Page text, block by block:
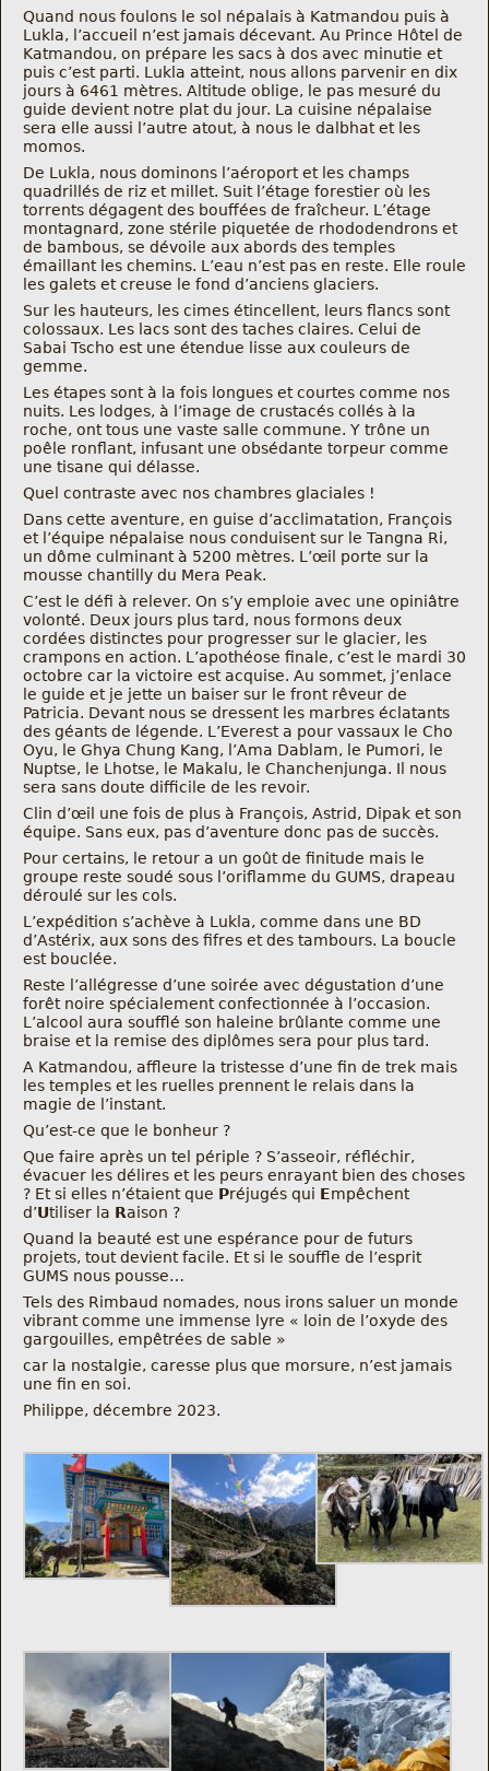
Quand nous foulons le sol népalais à Katmandou puis à
Lukla, l’accueil n’est jamais décevant. Au Prince Hôtel de
Katmandou, on prépare les sacs à dos avec minutie et
puis c’est parti. Lukla atteint, nous allons parvenir en dix
jours à 6461 mètres. Altitude oblige, le pas mesuré du
guide devient notre plat du jour. La cuisine népalaise
sera elle aussi l’autre atout, à nous le dalbhat et les
momos.
De Lukla, nous dominons l’aéroport et les champs
quadrillés de riz et millet. Suit l’étage forestier où les
torrents dégagent des bouffées de fraîcheur. L’étage
montagnard, zone stérile piquetée de rhododendrons et
de bambous, se dévoile aux abords des temples
émaillant les chemins. L’eau n’est pas en reste. Elle roule
les galets et creuse le fond d’anciens glaciers.
Sur les hauteurs, les cimes étincellent, leurs flancs sont
colossaux. Les lacs sont des taches claires. Celui de
Sabai Tscho est une étendue lisse aux couleurs de
gemme.
Les étapes sont à la fois longues et courtes comme nos
nuits. Les lodges, à l’image de crustacés collés à la
roche, ont tous une vaste salle commune. Y trône un
poêle ronflant, infusant une obsédante torpeur comme
une tisane qui délasse.
Quel contraste avec nos chambres glaciales !
Dans cette aventure, en guise d’acclimatation, François
et l’équipe népalaise nous conduisent sur le Tangna Ri,
un dôme culminant à 5200 mètres. L’œil porte sur la
mousse chantilly du Mera Peak.
C’est le défi à relever. On s’y emploie avec une opiniâtre
volonté. Deux jours plus tard, nous formons deux
cordées distinctes pour progresser sur le glacier, les
crampons en action. L’apothéose finale, c’est le mardi 30
octobre car la victoire est acquise. Au sommet, j’enlace
le guide et je jette un baiser sur le front rêveur de
Patricia. Devant nous se dressent les marbres éclatants
des géants de légende. L’Everest a pour vassaux le Cho
Oyu, le Ghya Chung Kang, l’Ama Dablam, le Pumori, le
Nuptse, le Lhotse, le Makalu, le Chanchenjunga. Il nous
sera sans doute difficile de les revoir.
Clin d’œil une fois de plus à François, Astrid, Dipak et son
équipe. Sans eux, pas d’aventure donc pas de succès.
Pour certains, le retour a un goût de finitude mais le
groupe reste soudé sous l’oriflamme du GUMS, drapeau
déroulé sur les cols.
L’expédition s’achève à Lukla, comme dans une BD
d’Astérix, aux sons des fifres et des tambours. La boucle
est bouclée.
Reste l’allégresse d’une soirée avec dégustation d’une
forêt noire spécialement confectionnée à l’occasion.
L’alcool aura soufflé son haleine brûlante comme une
braise et la remise des diplômes sera pour plus tard.
A Katmandou, affleure la tristesse d’une fin de trek mais
les temples et les ruelles prennent le relais dans la
magie de l’instant.
Qu’est-ce que le bonheur ?
Que faire après un tel périple ? S’asseoir, réfléchir,
évacuer les délires et les peurs enrayant bien des choses
? Et si elles n’étaient que Préjugés qui Empêchent
d’Utiliser la Raison ?
Quand la beauté est une espérance pour de futurs
projets, tout devient facile. Et si le souffle de l’esprit
GUMS nous pousse…
Tels des Rimbaud nomades, nous irons saluer un monde
vibrant comme une immense lyre « loin de l’oxyde des
gargouilles, empêtrées de sable »
car la nostalgie, caresse plus que morsure, n’est jamais
une fin en soi.
Philippe, décembre 2023.